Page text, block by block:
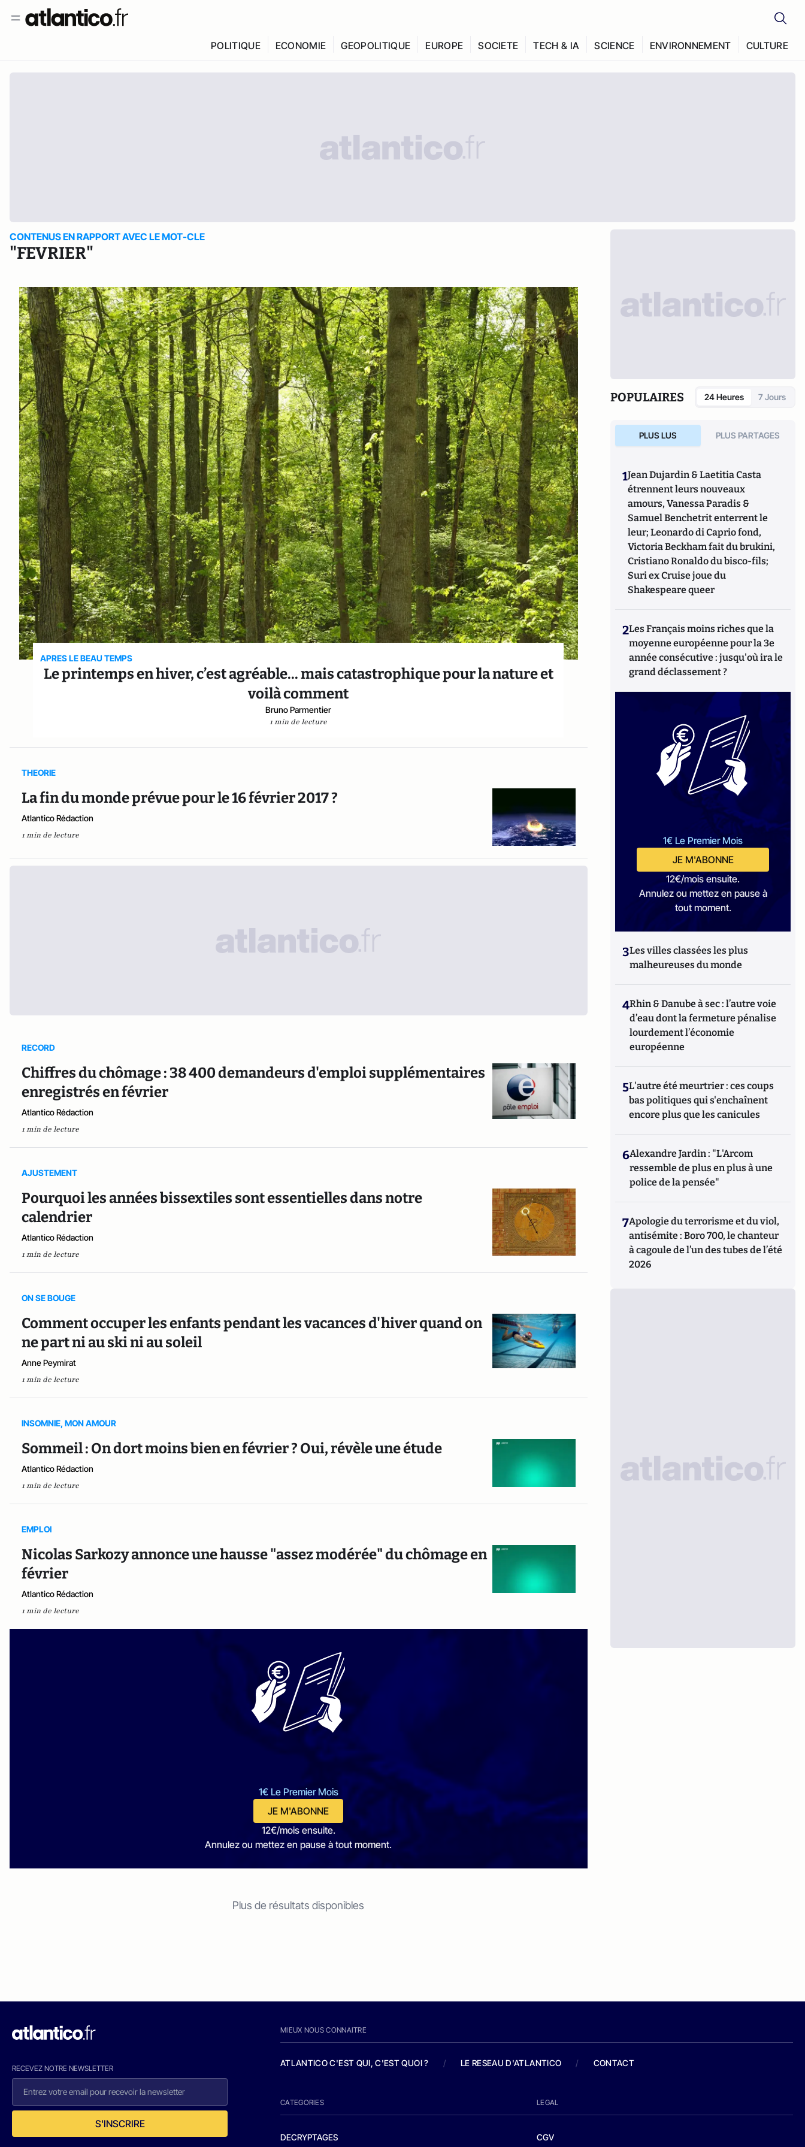
POLITIQUE ECONOMIE GEOPOLITIQUE EUROPE SOCIETE TECH & IA SCIENCE ENVIRONNEMENT CULTURE
CONTENUS EN RAPPORT AVEC LE MOT-CLE
"FEVRIER"
APRES LE BEAU TEMPS
Le printemps en hiver, c’est agréable... mais catastrophique pour la nature et
voilà comment
Bruno Parmentier
1 min de lecture
THEORIE
La fin du monde prévue pour le 16 février 2017 ?
Atlantico Rédaction
1 min de lecture
RECORD
Chiffres du chômage : 38 400 demandeurs d'emploi supplémentaires
enregistrés en février
Atlantico Rédaction
1 min de lecture
AJUSTEMENT
Pourquoi les années bissextiles sont essentielles dans notre
calendrier
Atlantico Rédaction
1 min de lecture
ON SE BOUGE
Comment occuper les enfants pendant les vacances d'hiver quand on
ne part ni au ski ni au soleil
Anne Peymirat
1 min de lecture
INSOMNIE, MON AMOUR
Sommeil : On dort moins bien en février ? Oui, révèle une étude
Atlantico Rédaction
1 min de lecture
EMPLOI
Nicolas Sarkozy annonce une hausse "assez modérée" du chômage en
février
Atlantico Rédaction
1 min de lecture
1€ Le Premier Mois
JE M'ABONNE
12€/mois ensuite.
Annulez ou mettez en pause à tout moment.
Plus de résultats disponibles
POPULAIRES 24 Heures 7 Jours
PLUS LUS PLUS PARTAGES
1Jean Dujardin & Laetitia Casta
étrennent leurs nouveaux
amours, Vanessa Paradis &
Samuel Benchetrit enterrent le
leur; Leonardo di Caprio fond,
Victoria Beckham fait du brukini,
Cristiano Ronaldo du bisco-fils;
Suri ex Cruise joue du
Shakespeare queer
2Les Français moins riches que la
moyenne européenne pour la 3e
année consécutive : jusqu'où ira le
grand déclassement ?
1€ Le Premier Mois
JE M'ABONNE
12€/mois ensuite.
Annulez ou mettez en pause à
tout moment.
3Les villes classées les plus
malheureuses du monde
4Rhin & Danube à sec : l’autre voie
d’eau dont la fermeture pénalise
lourdement l’économie
européenne
5L'autre été meurtrier : ces coups
bas politiques qui s'enchaînent
encore plus que les canicules
6Alexandre Jardin : "L'Arcom
ressemble de plus en plus à une
police de la pensée"
7Apologie du terrorisme et du viol,
antisémite : Boro 700, le chanteur
à cagoule de l’un des tubes de l’été
2026
RECEVEZ NOTRE NEWSLETTER
S'INSCRIRE
MIEUX NOUS CONNAITRE
ATLANTICO C'EST QUI, C'EST QUOI ? / LE RESEAU D'ATLANTICO / CONTACT
CATEGORIES
DECRYPTAGES
LEGAL
CGV